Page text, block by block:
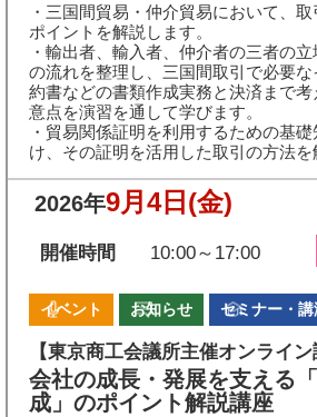
・三国間貿易・仲介貿易において、
ポイントを解説します。
・輸出者、輸入者、仲介者の三者の
の流れを整理し、三国間取引で必要
約書などの書類作成実務と決済まで
意点を演習を通して学びます。
・貿易関係証明を利用するための基
け、その証明を活用した取引の方法を
2026年9月4日 (金)
開催時間 10:00～17:00
イベント お知らせ セミナー・
【東京商工会議所主催オンライン
会社の成長・発展を支える
成」のポイント解説講座